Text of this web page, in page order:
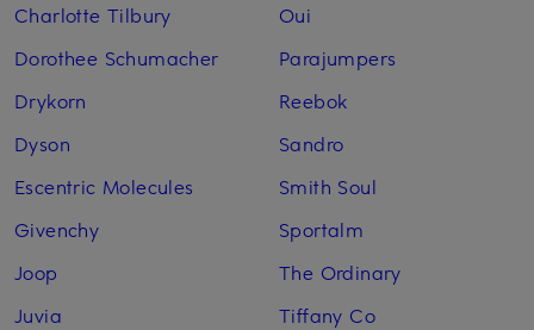
Charlotte Tilbury
Dorothee Schumacher
Drykorn
Dyson
Escentric Molecules
Givenchy
Joop
Juvia
Oui
Parajumpers
Reebok
Sandro
Smith Soul
Sportalm
The Ordinary
Tiffany Co